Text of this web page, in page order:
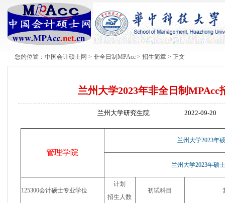
您的位置： 中国会计硕士网 > 非全日制MPAcc > 招生简章 > 正文
兰州大学2023年非全日制MPAcc
兰州大学研究生院 2022-09-20
管理学院
兰州大学2023年
兰州大学2023年硕
125300会计硕士专业学位
计划
招生人数
初试科目